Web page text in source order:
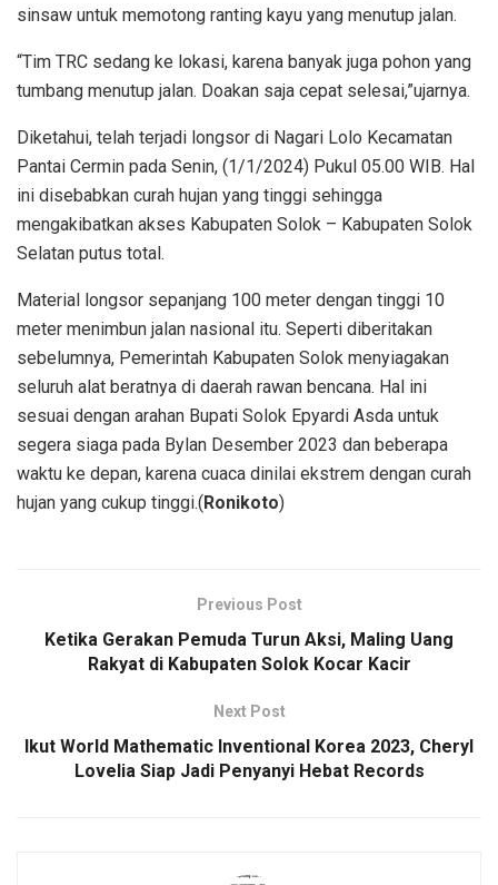
sinsaw untuk memotong ranting kayu yang menutup jalan.
“Tim TRC sedang ke lokasi, karena banyak juga pohon yang
tumbang menutup jalan. Doakan saja cepat selesai,”ujarnya.
Diketahui, telah terjadi longsor di Nagari Lolo Kecamatan
Pantai Cermin pada Senin, (1/1/2024) Pukul 05.00 WIB. Hal
ini disebabkan curah hujan yang tinggi sehingga
mengakibatkan akses Kabupaten Solok – Kabupaten Solok
Selatan putus total.
Material longsor sepanjang 100 meter dengan tinggi 10
meter menimbun jalan nasional itu. Seperti diberitakan
sebelumnya, Pemerintah Kabupaten Solok menyiagakan
seluruh alat beratnya di daerah rawan bencana. Hal ini
sesuai dengan arahan Bupati Solok Epyardi Asda untuk
segera siaga pada Bylan Desember 2023 dan beberapa
waktu ke depan, karena cuaca dinilai ekstrem dengan curah
hujan yang cukup tinggi.(Ronikoto)
Previous Post
Ketika Gerakan Pemuda Turun Aksi, Maling Uang
Rakyat di Kabupaten Solok Kocar Kacir
Next Post
Ikut World Mathematic Inventional Korea 2023, Cheryl
Lovelia Siap Jadi Penyanyi Hebat Records